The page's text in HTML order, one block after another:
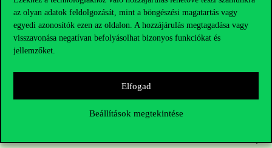
az olyan adatok feldolgozását, mint a böngészési magatartás vagy
egyedi azonosítók ezen az oldalon. A hozzájárulás megtagadása vagy
visszavonása negatívan befolyásolhat bizonyos funkciókat és
jellemzőket.
Elfogad
Beállítások megtekintése
Elérhetőségek
Kérdésed van a felvételivel kapcsolatban?